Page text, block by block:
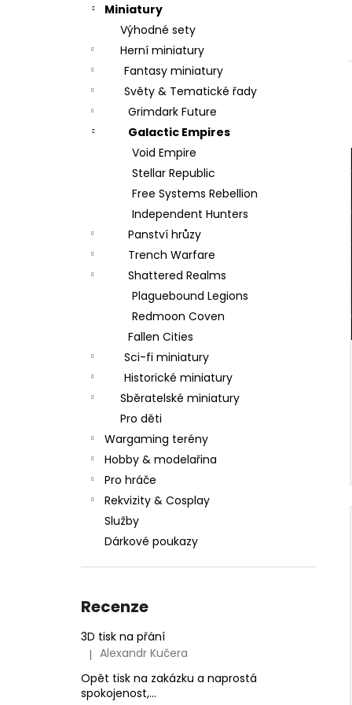
Miniatury
Výhodné sety
Herní miniatury
Fantasy miniatury
Světy & Tematické řady
Grimdark Future
Galactic Empires
Void Empire
Stellar Republic
Free Systems Rebellion
Independent Hunters
Panství hrůzy
Trench Warfare
Shattered Realms
Plaguebound Legions
Redmoon Coven
Fallen Cities
Sci-fi miniatury
Historické miniatury
Sběratelské miniatury
Pro děti
Wargaming terény
Hobby & modelařina
Pro hráče
Rekvizity & Cosplay
Služby
Dárkové poukazy
Recenze
3D tisk na přání
Hodnocení produktu je 5 z 5 hvězdiček.
| Alexandr Kučera
Opět tisk na zakázku a naprostá
spokojenost,...
i